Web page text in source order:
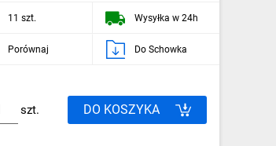
11 szt. Wysyłka w 24h
Porównaj Do Schowka
szt. DO KOSZYKA